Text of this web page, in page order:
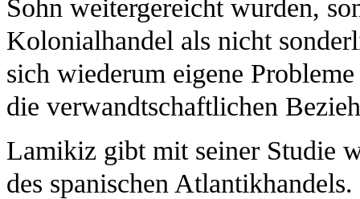
Sohn weitergereicht wurden,
Kolonialhandel als nicht
sich wiederum eigene
die verwandtschaftlichen
Lamikiz gibt mit seiner Studie
des spanischen